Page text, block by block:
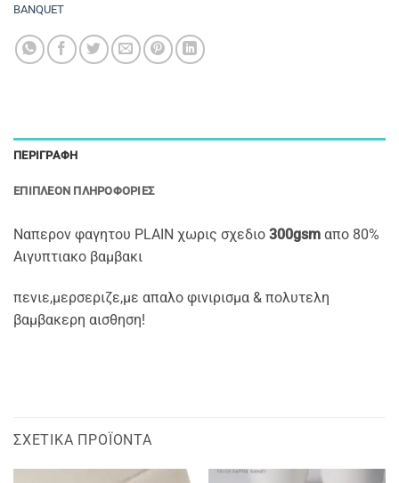
BANQUET
ΠΕΡΙΓΡΑΦΉ
ΕΠΙΠΛΈΟΝ ΠΛΗΡΟΦΟΡΊΕΣ
Ναπερον φαγητου PLAIN χωρις σχεδιο 300gsm απο 80%
Αιγυπτιακο βαμβακι
πενιε,μερσεριζε,με απαλο φινιρισμα & πολυτελη
βαμβακερη αισθηση!
ΣΧΕΤΙΚΆ ΠΡΟΪΌΝΤΑ